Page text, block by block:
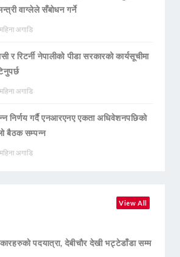
वाग्लेले सँबोधन गर्ने
अगाडि
र रिटर्नी नेपालीको पीडा सरकारको कार्यसूचीमा
अगाडि
निर्णय गर्दै एनआरएनए एकता अधिवेशनपछिको
बैठक सम्पन्न
अगाडि
View All
पदयात्रा, देबीचौर देखी भट्टेडाँडा सम्म